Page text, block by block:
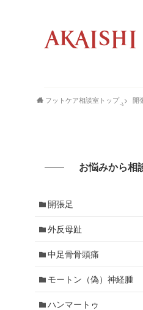
フットケア相談室トップ 開
お悩みから相
開張足
外反母趾
中足骨骨頭痛
モートン（偽）神経腫
ハンマートゥ